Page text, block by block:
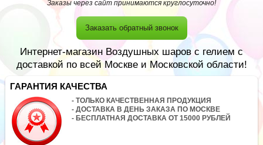
Заказы через сайт принимаются круглосуточно!
Заказать обратный звонок
Интернет-магазин Воздушных шаров с гелием с
доставкой по всей Москве и Московской области!
ГАРАНТИЯ КАЧЕСТВА
- ТОЛЬКО КАЧЕСТВЕННАЯ ПРОДУКЦИЯ
- ДОСТАВКА В ДЕНЬ ЗАКАЗА ПО МОСКВЕ
- БЕСПЛАТНАЯ ДОСТАВКА ОТ 15000 РУБЛЕЙ